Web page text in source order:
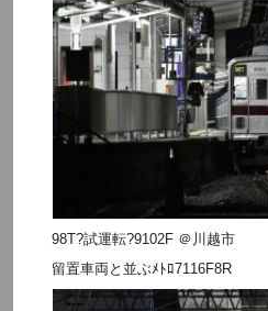
98T?試運転?9102F ＠川越市
留置車両と並ぶﾒﾄﾛ7116F8R